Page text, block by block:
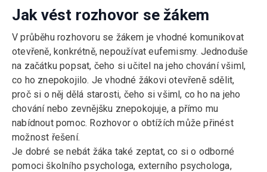
Jak vést rozhovor se žákem
V průběhu rozhovoru se žákem je vhodné komunikovat
otevřeně, konkrétně, nepoužívat eufemismy. Jednoduše
na začátku popsat, čeho si učitel na jeho chování všiml,
co ho znepokojilo. Je vhodné žákovi otevřeně sdělit,
proč si o něj dělá starosti, čeho si všiml, co ho na jeho
chování nebo zevnějšku znepokojuje, a přímo mu
nabídnout pomoc. Rozhovor o obtížích může přinést
možnost řešení.
Je dobré se nebát žáka také zeptat, co si o odborné
pomoci školního psychologa, externího psychologa,